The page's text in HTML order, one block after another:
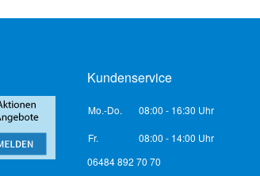
Kundenservice
Mo.-Do. 08:00 - 16:30 Uhr
Fr.
08:00 - 14:00 Uhr
06484 892 70 70